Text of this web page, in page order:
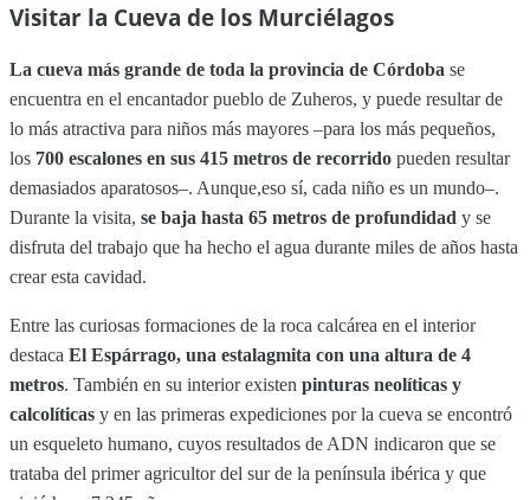
Visitar la Cueva de los Murciélagos
La cueva más grande de toda la provincia de Córdoba se
encuentra en el encantador pueblo de Zuheros, y puede resultar de
lo más atractiva para niños más mayores –para los más pequeños,
los 700 escalones en sus 415 metros de recorrido pueden resultar
demasiados aparatosos–. Aunque,eso sí, cada niño es un mundo–.
Durante la visita, se baja hasta 65 metros de profundidad y se
disfruta del trabajo que ha hecho el agua durante miles de años hasta
crear esta cavidad.
Entre las curiosas formaciones de la roca calcárea en el interior
destaca El Espárrago, una estalagmita con una altura de 4
metros. También en su interior existen pinturas neolíticas y
calcolíticas y en las primeras expediciones por la cueva se encontró
un esqueleto humano, cuyos resultados de ADN indicaron que se
trataba del primer agricultor del sur de la península ibérica y que